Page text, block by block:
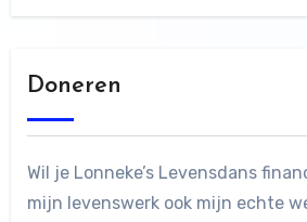
Doneren
Wil je Lonneke’s Levensdans
mijn levenswerk ook mijn echte